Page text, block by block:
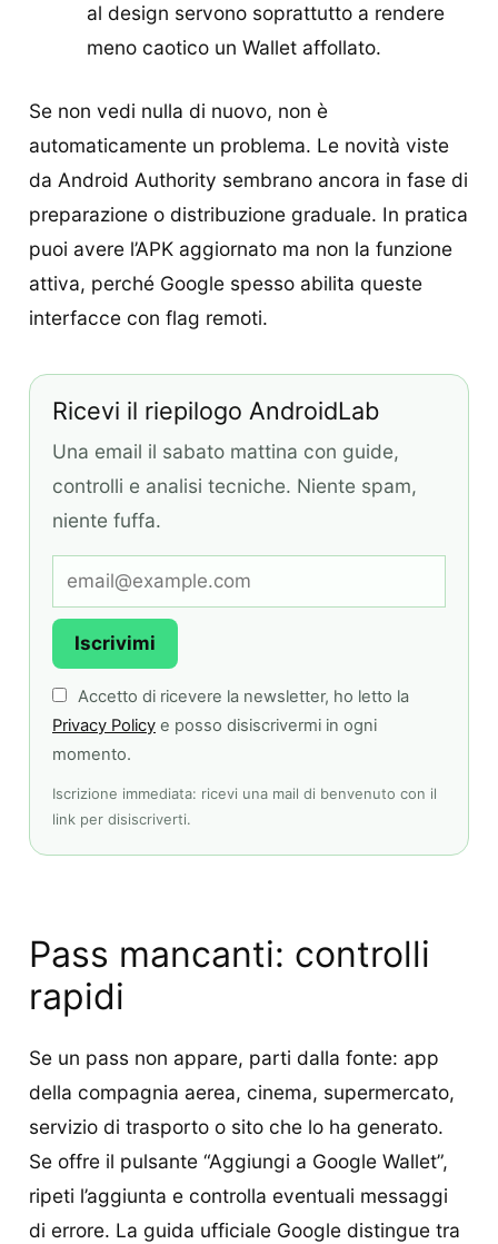
al design servono soprattutto a rendere
meno caotico un Wallet affollato.
Se non vedi nulla di nuovo, non è
automaticamente un problema. Le novità viste
da Android Authority sembrano ancora in fase di
preparazione o distribuzione graduale. In pratica
puoi avere l’APK aggiornato ma non la funzione
attiva, perché Google spesso abilita queste
interfacce con flag remoti.
Ricevi il riepilogo AndroidLab
Una email il sabato mattina con guide,
controlli e analisi tecniche. Niente spam,
niente fuffa.
Iscrivimi
Accetto di ricevere la newsletter, ho letto la
Privacy Policy e posso disiscrivermi in ogni
momento.
Iscrizione immediata: ricevi una mail di benvenuto con il
link per disiscriverti.
Pass mancanti: controlli
rapidi
Se un pass non appare, parti dalla fonte: app
della compagnia aerea, cinema, supermercato,
servizio di trasporto o sito che lo ha generato.
Se offre il pulsante “Aggiungi a Google Wallet”,
ripeti l’aggiunta e controlla eventuali messaggi
di errore. La guida ufficiale Google distingue tra